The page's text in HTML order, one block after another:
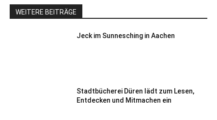
WEITERE BEITRÄGE
Jeck im Sunnesching in Aachen
Stadtbücherei Düren lädt zum Lesen,
Entdecken und Mitmachen ein